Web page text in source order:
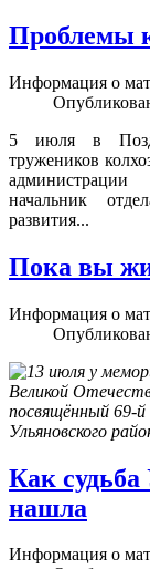
Проблемы
Информация о
5 июля в
тружеников
начальник
развития...
Пока вы
Информация о
13 июля у
Великой
посвящённый 69-й
Ульяновского
Как
нашла
Информация о